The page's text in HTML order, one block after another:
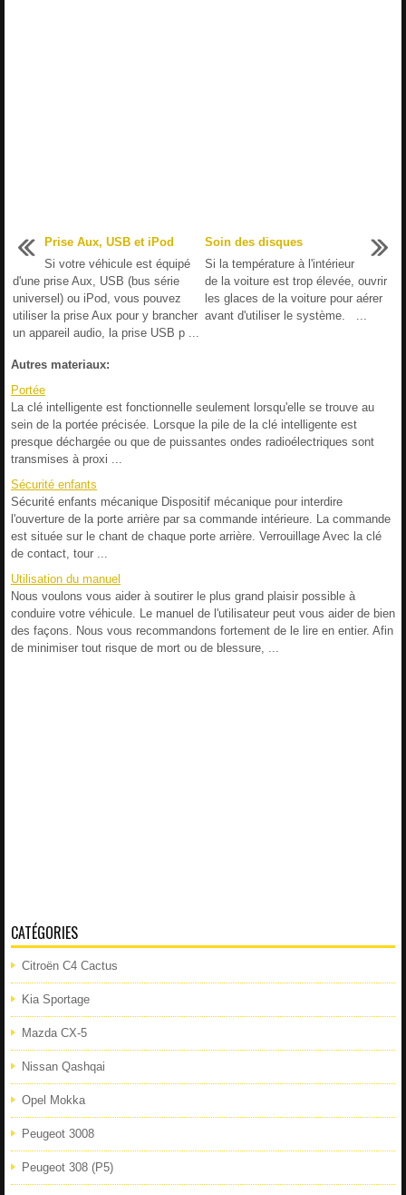
Prise Aux, USB et iPod
Si votre véhicule est équipé
d'une prise Aux, USB (bus série
universel) ou iPod, vous pouvez
utiliser la prise Aux pour y brancher
un appareil audio, la prise USB p ...
Soin des disques
Si la température à l'intérieur
de la voiture est trop élevée, ouvrir
les glaces de la voiture pour aérer
avant d'utiliser le système. ...
Autres materiaux:
Portée
La clé intelligente est fonctionnelle seulement lorsqu'elle se trouve au
sein de la portée précisée. Lorsque la pile de la clé intelligente est
presque déchargée ou que de puissantes ondes radioélectriques sont
transmises à proxi ...
Sécurité enfants
Sécurité enfants mécanique Dispositif mécanique pour interdire
l'ouverture de la porte arrière par sa commande intérieure. La commande
est située sur le chant de chaque porte arrière. Verrouillage Avec la clé
de contact, tour ...
Utilisation du manuel
Nous voulons vous aider à soutirer le plus grand plaisir possible à
conduire votre véhicule. Le manuel de l'utilisateur peut vous aider de bien
des façons. Nous vous recommandons fortement de le lire en entier. Afin
de minimiser tout risque de mort ou de blessure, ...
CATÉGORIES
Citroën C4 Cactus
Kia Sportage
Mazda CX-5
Nissan Qashqai
Opel Mokka
Peugeot 3008
Peugeot 308 (P5)